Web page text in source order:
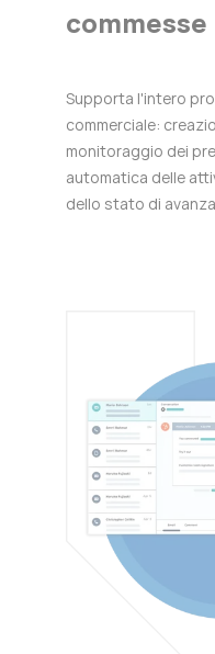
commesse
Supporta l'intero
commerciale:
monitoraggio dei
automatica delle
dello stato di